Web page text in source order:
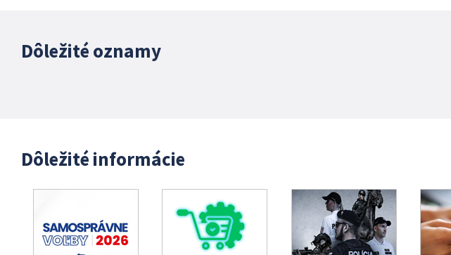
Dôležité oznamy
Dôležité informácie